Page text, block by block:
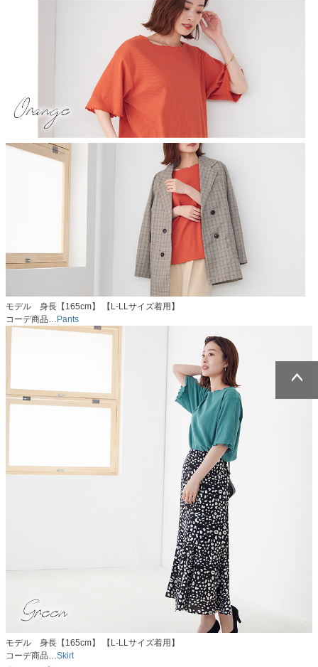
モデル 身長【165cm】 【L-LLサイズ着用】
コーデ商品…Pants
モデル 身長【165cm】 【L-LLサイズ着用】
コーデ商品…Skirt